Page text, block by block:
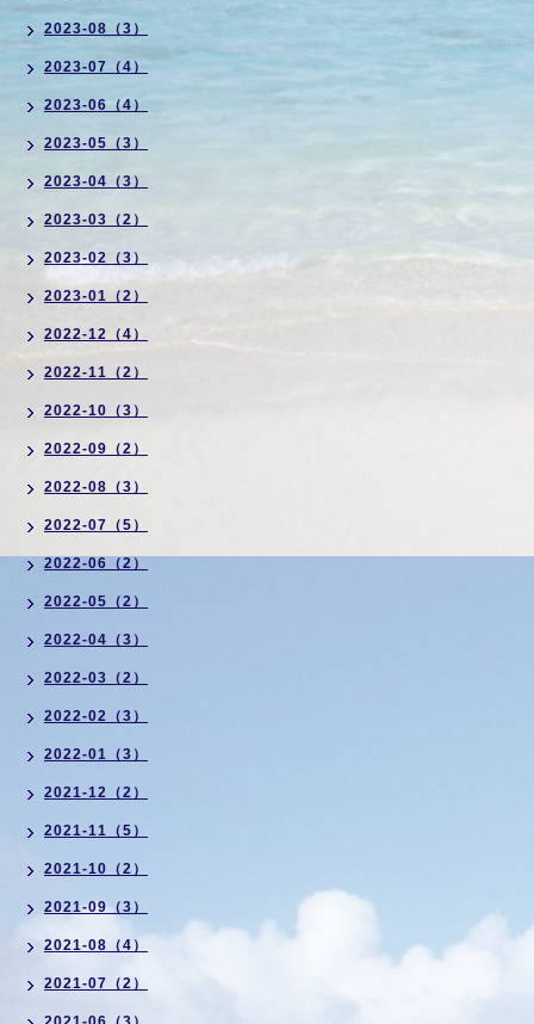
2023-08（3）
2023-07（4）
2023-06（4）
2023-05（3）
2023-04（3）
2023-03（2）
2023-02（3）
2023-01（2）
2022-12（4）
2022-11（2）
2022-10（3）
2022-09（2）
2022-08（3）
2022-07（5）
2022-06（2）
2022-05（2）
2022-04（3）
2022-03（2）
2022-02（3）
2022-01（3）
2021-12（2）
2021-11（5）
2021-10（2）
2021-09（3）
2021-08（4）
2021-07（2）